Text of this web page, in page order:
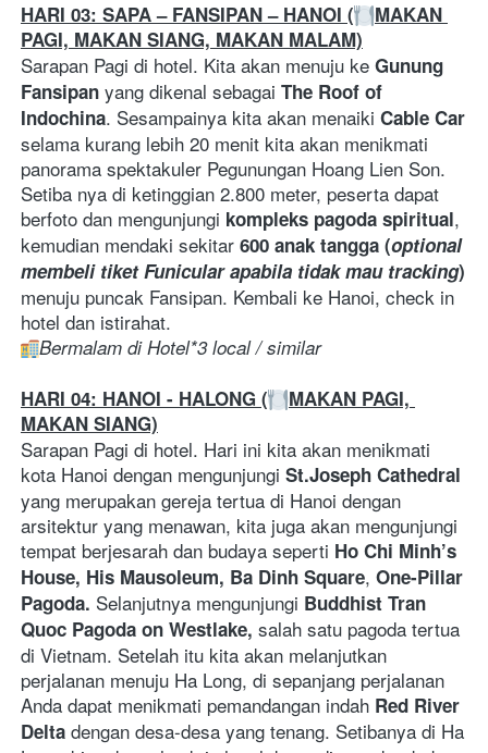
HARI 03: SAPA – FANSIPAN – HANOI (
MAKAN
PAGI, MAKAN SIANG, MAKAN MALAM)
Sarapan Pagi di hotel. Kita akan menuju ke Gunung
Fansipan yang dikenal sebagai The Roof of
Indochina. Sesampainya kita akan menaiki Cable Car
selama kurang lebih 20 menit kita akan menikmati
panorama spektakuler Pegunungan Hoang Lien Son.
Setiba nya di ketinggian 2.800 meter, peserta dapat
berfoto dan mengunjungi kompleks pagoda spiritual,
kemudian mendaki sekitar 600 anak tangga (optional
membeli tiket Funicular apabila tidak mau tracking)
menuju puncak Fansipan. Kembali ke Hanoi, check in
hotel dan istirahat.
Bermalam di Hotel*3 local / similar
HARI 04: HANOI - HALONG (
MAKAN PAGI,
MAKAN SIANG)
Sarapan Pagi di hotel. Hari ini kita akan menikmati
kota Hanoi dengan mengunjungi St.Joseph Cathedral
yang merupakan gereja tertua di Hanoi dengan
arsitektur yang menawan, kita juga akan mengunjungi
tempat berjesarah dan budaya seperti Ho Chi Minh’s
House, His Mausoleum, Ba Dinh Square, One-Pillar
Pagoda. Selanjutnya mengunjungi Buddhist Tran
Quoc Pagoda on Westlake, salah satu pagoda tertua
di Vietnam. Setelah itu kita akan melanjutkan
perjalanan menuju Ha Long, di sepanjang perjalanan
Anda dapat menikmati pemandangan indah Red River
Delta dengan desa-desa yang tenang. Setibanya di Ha